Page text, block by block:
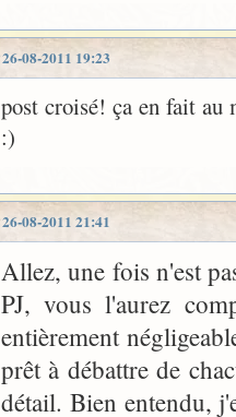
26-08-2011 19:23
post croisé! ça en fait
:)
26-08-2011 21:41
Allez, une fois n'est
PJ, vous l'aurez
entièrement
prêt à débattre de
détail. Bien entendu,